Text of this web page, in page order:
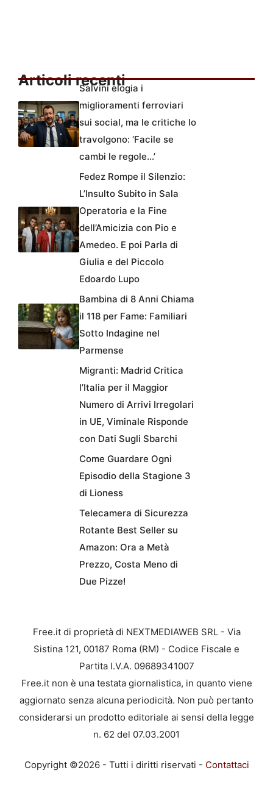
Articoli recenti
Salvini elogia i
miglioramenti ferroviari
sui social, ma le critiche lo
travolgono: ‘Facile se
cambi le regole…’
Fedez Rompe il Silenzio:
L’Insulto Subito in Sala
Operatoria e la Fine
dell’Amicizia con Pio e
Amedeo. E poi Parla di
Giulia e del Piccolo
Edoardo Lupo
Bambina di 8 Anni Chiama
il 118 per Fame: Familiari
Sotto Indagine nel
Parmense
Migranti: Madrid Critica
l’Italia per il Maggior
Numero di Arrivi Irregolari
in UE, Viminale Risponde
con Dati Sugli Sbarchi
Come Guardare Ogni
Episodio della Stagione 3
di Lioness
Telecamera di Sicurezza
Rotante Best Seller su
Amazon: Ora a Metà
Prezzo, Costa Meno di
Due Pizze!
Free.it di proprietà di NEXTMEDIAWEB SRL - Via
Sistina 121, 00187 Roma (RM) - Codice Fiscale e
Partita I.V.A. 09689341007
Free.it non è una testata giornalistica, in quanto viene
aggiornato senza alcuna periodicità. Non può pertanto
considerarsi un prodotto editoriale ai sensi della legge
n. 62 del 07.03.2001
Copyright ©2026 - Tutti i diritti riservati - Contattaci